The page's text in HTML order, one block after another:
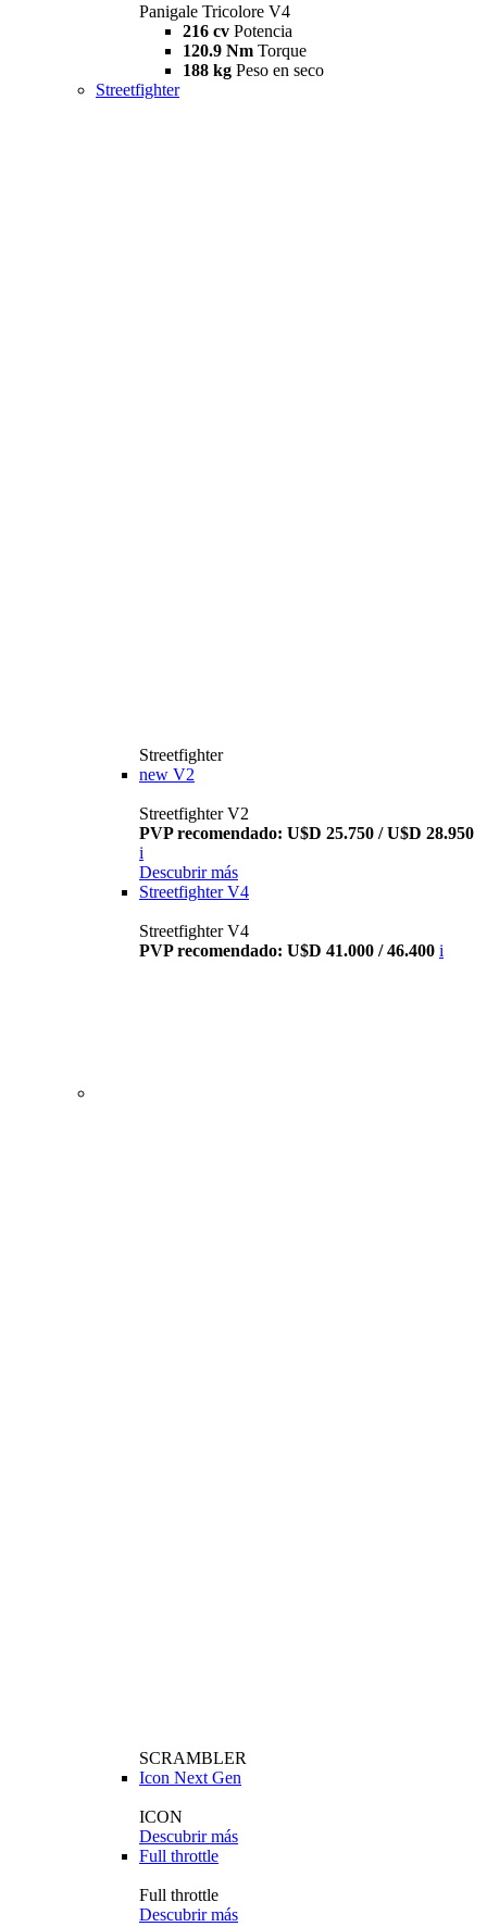
Panigale Tricolore V4
216 cv Potencia
120.9 Nm Torque
188 kg Peso en seco
Streetfighter
Streetfighter
new V2
Streetfighter V2
PVP recomendado: U$D 25.750 / U$D 28.950
i
Descubrir más
Streetfighter V4
Streetfighter V4
PVP recomendado: U$D 41.000 / 46.400 i
SCRAMBLER
Icon Next Gen
ICON
Descubrir más
Full throttle
Full throttle
Descubrir más